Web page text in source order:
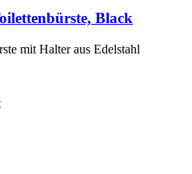
Black
mit Halter aus Edelstahl